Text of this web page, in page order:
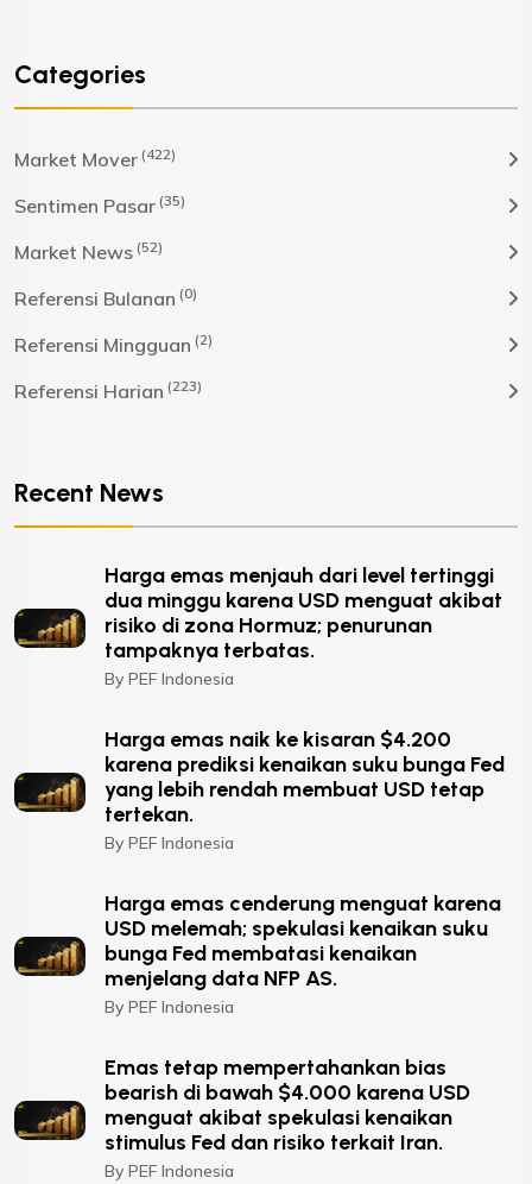
Categories
Market Mover (422)
Sentimen Pasar (35)
Market News (52)
Referensi Bulanan (0)
Referensi Mingguan (2)
Referensi Harian (223)
Recent News
Harga emas menjauh dari level tertinggi
dua minggu karena USD menguat akibat
risiko di zona Hormuz; penurunan
tampaknya terbatas.
By PEF Indonesia
Harga emas naik ke kisaran $4.200
karena prediksi kenaikan suku bunga Fed
yang lebih rendah membuat USD tetap
tertekan.
By PEF Indonesia
Harga emas cenderung menguat karena
USD melemah; spekulasi kenaikan suku
bunga Fed membatasi kenaikan
menjelang data NFP AS.
By PEF Indonesia
Emas tetap mempertahankan bias
bearish di bawah $4.000 karena USD
menguat akibat spekulasi kenaikan
stimulus Fed dan risiko terkait Iran.
By PEF Indonesia